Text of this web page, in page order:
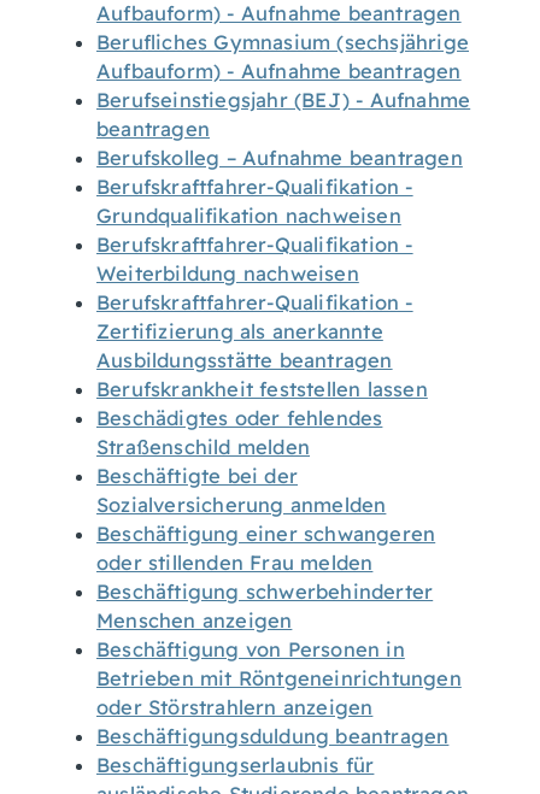
Aufbauform) - Aufnahme beantragen
Berufliches Gymnasium (sechsjährige
Aufbauform) - Aufnahme beantragen
Berufseinstiegsjahr (BEJ) - Aufnahme
beantragen
Berufskolleg – Aufnahme beantragen
Berufskraftfahrer-Qualifikation -
Grundqualifikation nachweisen
Berufskraftfahrer-Qualifikation -
Weiterbildung nachweisen
Berufskraftfahrer-Qualifikation -
Zertifizierung als anerkannte
Ausbildungsstätte beantragen
Berufskrankheit feststellen lassen
Beschädigtes oder fehlendes
Straßenschild melden
Beschäftigte bei der
Sozialversicherung anmelden
Beschäftigung einer schwangeren
oder stillenden Frau melden
Beschäftigung schwerbehinderter
Menschen anzeigen
Beschäftigung von Personen in
Betrieben mit Röntgeneinrichtungen
oder Störstrahlern anzeigen
Beschäftigungsduldung beantragen
Beschäftigungserlaubnis für